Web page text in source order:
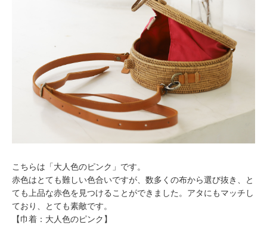
こちらは「大人色のピンク」です。
赤色はとても難しい色合いですが、数多くの布から選び抜き、と
ても上品な赤色を見つけることができました。アタにもマッチし
ており、とても素敵です。
【巾着：大人色のピンク】